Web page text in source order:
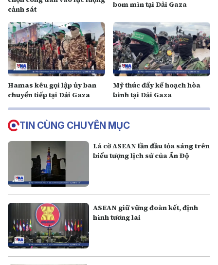
cảnh sát
bom mìn tại Dải Gaza
Hamas kêu gọi lập ủy ban
chuyển tiếp tại Dải Gaza
Mỹ thúc đẩy kế hoạch hòa
bình tại Dải Gaza
TIN CÙNG CHUYÊN MỤC
Lá cờ ASEAN lần đầu tỏa sáng trên
biểu tượng lịch sử của Ấn Độ
ASEAN giữ vững đoàn kết, định
hình tương lai